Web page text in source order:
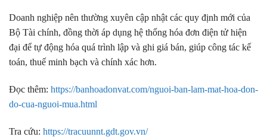
Doanh nghiệp nên thường xuyên cập nhật các quy định mới của
Bộ Tài chính, đồng thời áp dụng hệ thống hóa đơn điện tử hiện
đại để tự động hóa quá trình lập và ghi giá bán, giúp công tác kế
toán, thuế minh bạch và chính xác hơn.
Đọc thêm: https://banhoadonvat.com/nguoi-ban-lam-mat-hoa-don-
do-cua-nguoi-mua.html
Tra cứu: https://tracuunnt.gdt.gov.vn/